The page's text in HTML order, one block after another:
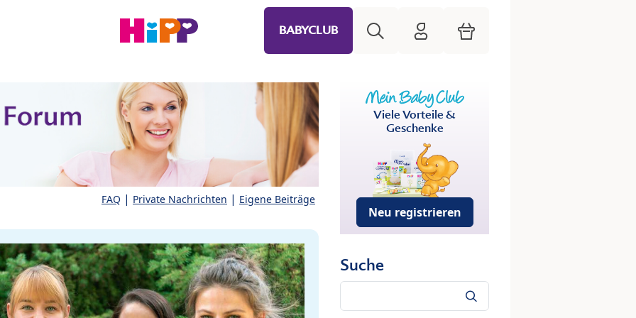
BABYCLUB HiPP Mein Babyclub
Warenkorb
FAQ | Private Nachrichten | Eigene Beiträge
Viele Vorteile &
Geschenke
Neu registrieren
Suche